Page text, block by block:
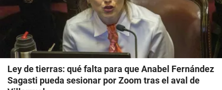
Ley de tierras: qué falta para que Anabel Fernández
Sagasti pueda sesionar por Zoom tras el aval de